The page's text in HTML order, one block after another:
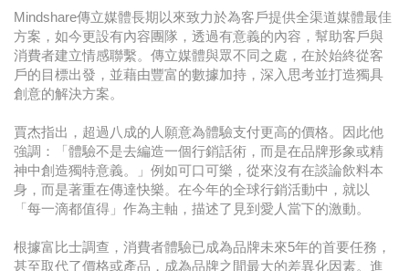
Mindshare傳立媒體長期以來致力於為客戶提供全渠道媒體最佳
方案，如今更設有內容團隊，透過有意義的內容，幫助客戶與
消費者建立情感聯繫。傳立媒體與眾不同之處，在於始終從客
戶的目標出發，並藉由豐富的數據加持，深入思考並打造獨具
創意的解決方案。
賈杰指出，超過八成的人願意為體驗支付更高的價格。因此他
強調：「體驗不是去編造一個行銷話術，而是在品牌形象或精
神中創造獨特意義。」例如可口可樂，從來沒有在談論飲料本
身，而是著重在傳達快樂。在今年的全球行銷活動中，就以
「每一滴都值得」作為主軸，描述了見到愛人當下的激動。
根據富比士調查，消費者體驗已成為品牌未來5年的首要任務，
甚至取代了價格或產品，成為品牌之間最大的差異化因素。進